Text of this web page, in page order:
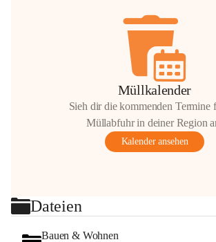
Müllkalender
Sieh dir die kommenden Termine
Müllabfuhr in deiner Region
Kalender ansehen
Dateien
Bauen & Wohnen